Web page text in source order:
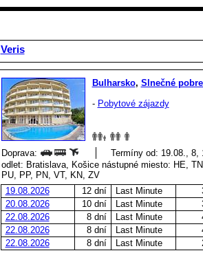
Veris
Bulharsko, Slnečné
- Pobytové zájazdy
Doprava:
Termíny od: 19.08., 8,
odlet: Bratislava, Košice nástupné miesto: HE,
PU, PP, PN, VT, KN, ZV
19.08.2026
12 dní Last Minute
20.08.2026
10 dní Last Minute
22.08.2026
8 dní Last Minute
22.08.2026
8 dní Last Minute
22.08.2026
8 dní Last Minute